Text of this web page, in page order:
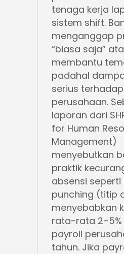
tenaga kerja
sistem shift.
menganggap
“biasa saja”
membantu
padahal
serius
perusahaan.
laporan dari
for Human
Management)
menyebutkan
praktik
absensi
punching (titip
menyebabkan
rata-rata
payroll
tahun. Jika